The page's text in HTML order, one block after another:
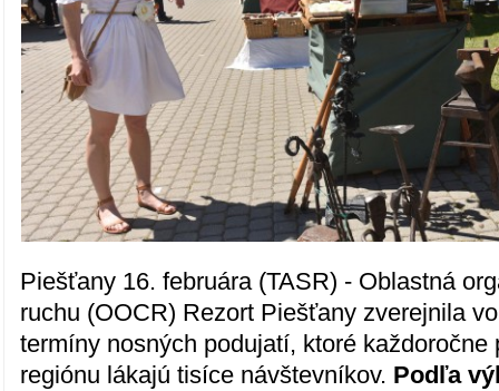
Piešťany 16. februára (TASR) - Oblastná
ruchu (OOCR) Rezort Piešťany zverejnila
termíny nosných podujatí, ktoré každoročne
regiónu lákajú tisíce návštevníkov. Podľa